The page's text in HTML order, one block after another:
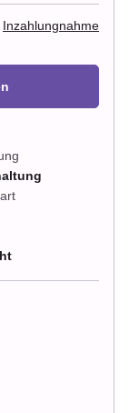
Inzahlungnahme